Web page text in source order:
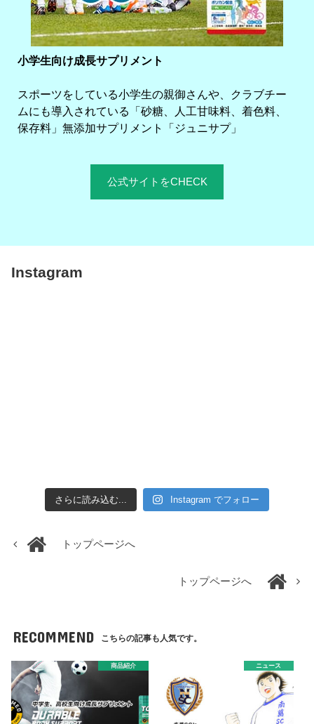
小学生向け成長サプリメント
スポーツをしている小学生の親御さんや、クラブチー
ムにも導入されている「砂糖、人工甘味料、着色料、
保存料」無添加サプリメント「ジュニサプ」
公式サイトをCHECK
Instagram
さらに読み込む... Instagram でフォロー
トップページへ
トップページへ
RECOMMEND こちらの記事も人気です。
商品紹介 ニュース